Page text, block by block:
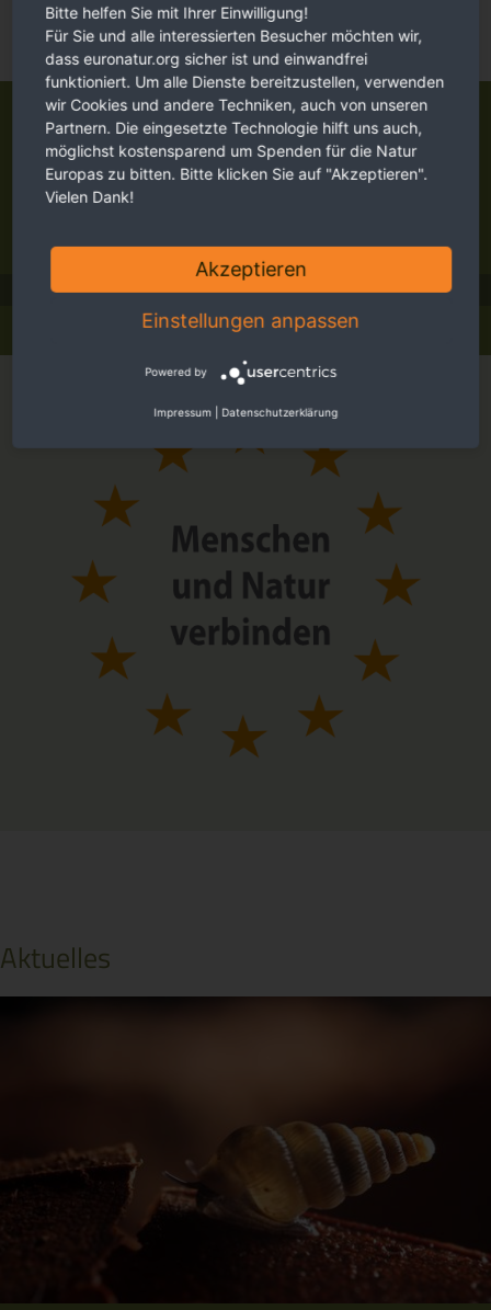
Journal
Berge, Flüsse, Wälder
Europas Tierwelt
Erfolge, Jubiläen, Jahresrückblick
Fotos und ihre Geschichten
Reisetipps und Erfahrungsberichte
Aktuelles
Bitte helfen Sie mit Ihrer Einwilligung!
Für Sie und alle interessierten Besucher möchten wir,
dass euronatur.org sicher ist und einwandfrei
funktioniert. Um alle Dienste bereitzustellen, verwenden
wir Cookies und andere Techniken, auch von unseren
Partnern. Die eingesetzte Technologie hilft uns auch,
möglichst kostensparend um Spenden für die Natur
Europas zu bitten. Bitte klicken Sie auf "Akzeptieren".
Vielen Dank!
Akzeptieren
Einstellungen anpassen
Powered by
Impressum Datenschutzerklärung